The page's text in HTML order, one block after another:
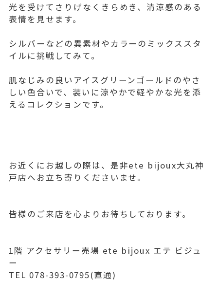
光を受けてさりげなくきらめき、清涼感のある
表情を見せます。
シルバーなどの異素材やカラーのミックススタ
イルに挑戦してみて。
肌なじみの良いアイスグリーンゴールドのやさ
しい色合いで、装いに涼やかで軽やかな光を添
えるコレクションです。
お近くにお越しの際は、是非ete bijoux大丸神
戸店へお立ち寄りくださいませ。
皆様のご来店を心よりお待ちしております。
1階 アクセサリー売場 ete bijoux エテ ビジュ
ー
TEL 078-393-0795(直通)